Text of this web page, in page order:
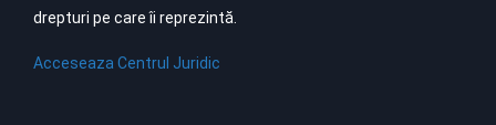
drepturi pe care îi reprezintă.
Acceseaza Centrul Juridic